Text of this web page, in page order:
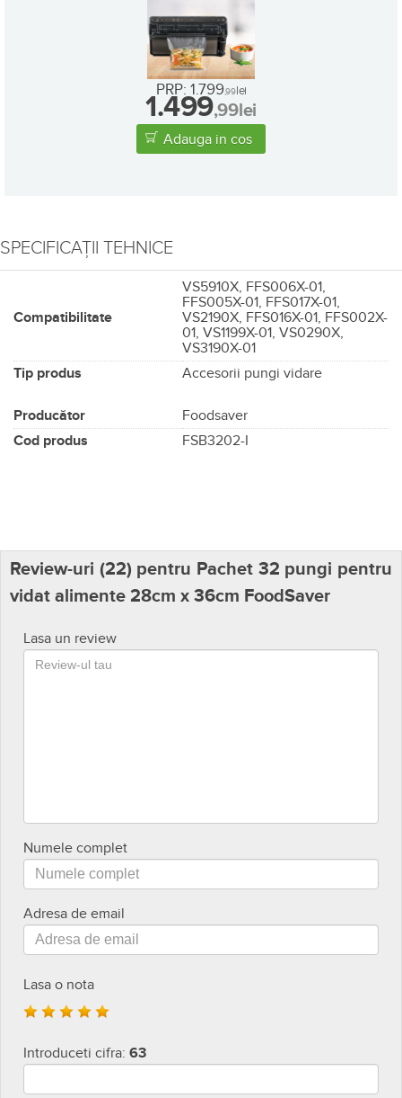
•in stoc
PRP: 1.799,99lei
1.499,99lei
Adauga in cos
SPECIFICAȚII TEHNICE
Compatibilitate
VS5910X, FFS006X-01,
FFS005X-01, FFS017X-01,
VS2190X, FFS016X-01, FFS002X-
01, VS1199X-01, VS0290X,
VS3190X-01
Tip produs
Accesorii pungi vidare
Producător
Foodsaver
Cod produs
FSB3202-I
Review-uri (22) pentru Pachet 32 pungi pentru
vidat alimente 28cm x 36cm FoodSaver
Lasa un review
Numele complet
Adresa de email
Lasa o nota
Introduceti cifra: 63